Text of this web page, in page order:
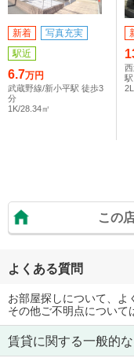
新着
写真充実
駅近
6.7万円
武蔵野線/新小平駅 徒歩3
分
1K/28.34㎡
この
よくある質問
お部屋探しについて、よ
その他ご不明点について
賃貸に関する一般的